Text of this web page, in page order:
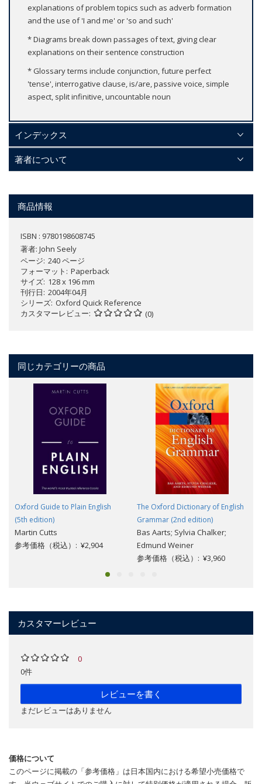
explanations of problem topics such as adverb formation
and the use of 'I and me' or 'so and such'
* Diagrams break down passages of text, giving clear
explanations on their sentence construction
* Glossary terms include conjunction, future perfect
'tense', interrogative clause, is/are, passive voice, simple
aspect, split infinitive, uncountable noun
インデックス
著者について
商品情報
ISBN : 9780198608745
著者: John Seely
ページ 240 ページ
フォーマット
Paperback
サイズ 128 x 196 mm
刊行日 2004年04月
シリーズ Oxford Quick Reference
カスタマーレビュー
(0)
同じカテゴリーの商品
Oxford Guide to Plain English
(5th edition)
Martin Cutts
参考価格（税込）: ¥2,904
The Oxford Dictionary of English
Grammar (2nd edition)
Bas Aarts; Sylvia Chalker;
Edmund Weiner
参考価格（税込）: ¥3,960
カスタマーレビュー
0
0件
レビューを書く
まだレビューはありません
価格について
このページに掲載の「参考価格」は日本国内における希望小売価格で